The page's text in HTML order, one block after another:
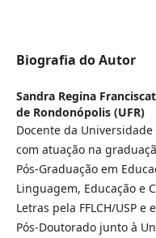
Biografia do Autor
Sandra Regina
de Rondonópolis (UFR)
Docente da
com atuação na
Pós-Graduação em
Linguagem, Educação e
Letras pela FFLCH/USP
Pós-Doutorado junto à